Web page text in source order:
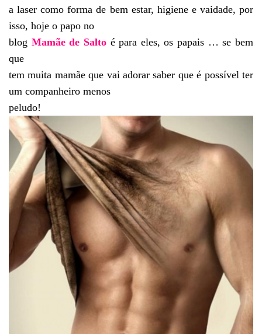
a laser como forma de bem estar, higiene e vaidade, por
isso, hoje o papo no
blog Mamãe de Saltoé para eles, os papais … se bem
que
tem muita mamãe que vai adorar saber que é possível ter
um companheiro menos
peludo!